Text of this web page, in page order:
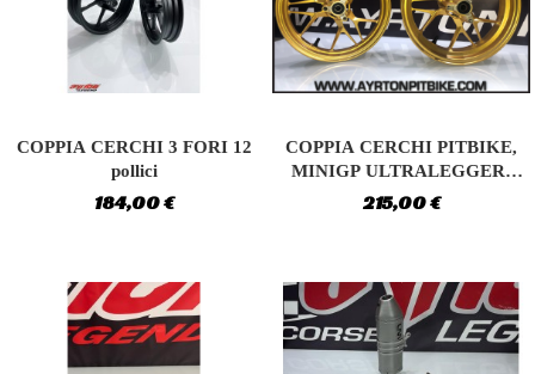
COPPIA CERCHI 3 FORI 12
pollici
184,00 €
COPPIA CERCHI PITBIKE,
MINIGP ULTRALEGGERI
HIGH...
215,00 €
add_circle_outlineCrea nuova lista
((cancelText)) ((modalDeleteText))
Annulla Crea lista dei desideri
Annulla Accedi